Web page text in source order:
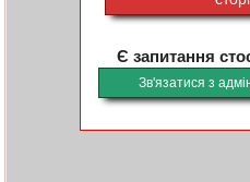
Є запитання
Зв'язатися з